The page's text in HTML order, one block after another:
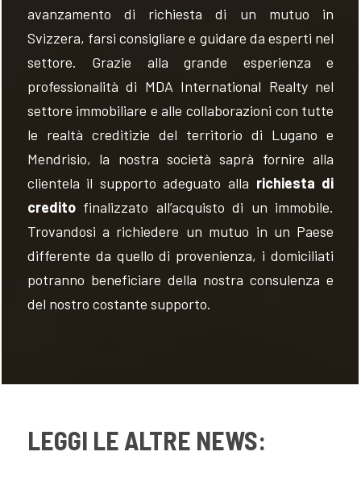
avanzamento di richiesta di un mutuo in
Svizzera, farsi consigliare e guidare da esperti nel
settore. Grazie alla grande esperienza e
professionalità di MDA International Realty nel
settore immobiliare e alle collaborazioni con tutte
le realtà creditizie del territorio di Lugano e
Mendrisio, la nostra società saprà fornire alla
clientela il supporto adeguato alla richiesta di
credito finalizzato all’acquisto di un immobile.
Trovandosi a richiedere un mutuo in un Paese
differente da quello di provenienza, i domiciliati
potranno beneficiare della nostra consulenza e
del nostro costante supporto.
LEGGI LE ALTRE NEWS: